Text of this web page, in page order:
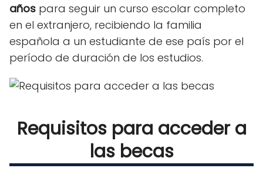
años para seguir un curso escolar completo
en el extranjero, recibiendo la familia
española a un estudiante de ese país por el
período de duración de los estudios.
Requisitos para acceder a
las becas